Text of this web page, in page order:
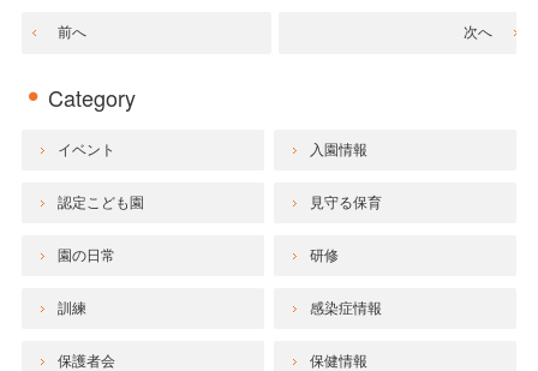
前へ 次へ
Category
イベント 入園情報
認定こども園 見守る保育
園の日常 研修
訓練 感染症情報
保護者会 保健情報